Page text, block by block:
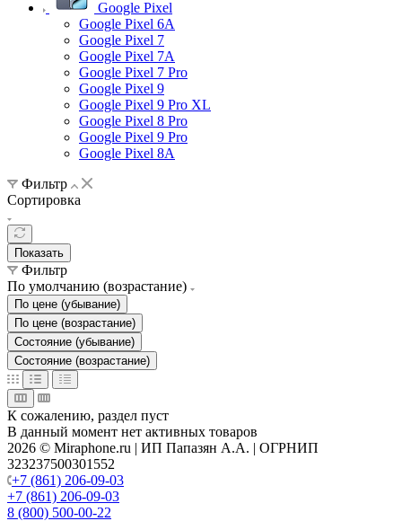
Google Pixel
Google Pixel 6A
Google Pixel 7
Google Pixel 7А
Google Pixel 7 Pro
Google Pixel 9
Google Pixel 9 Pro XL
Google Pixel 8 Pro
Google Pixel 9 Pro
Google Pixel 8A
Фильтр
Сортировка
Показать
Фильтр
По умолчанию (возрастание)
По цене (убывание)
По цене (возрастание)
Состояние (убывание)
Состояние (возрастание)
К сожалению, раздел пуст
В данный момент нет активных товаров
2026 © Miraphone.ru | ИП Папазян А.А. | ОГРНИП
323237500301552
+7 (861) 206-09-03
+7 (861) 206-09-03
8 (800) 500-00-22